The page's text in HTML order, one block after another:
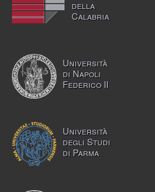
della
Calabria
Università
di Napoli
Federico II
Università
degli Studi
di Parma